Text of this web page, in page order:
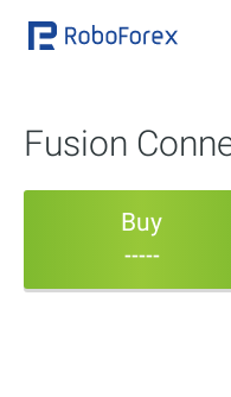
Fusion
Buy
-----